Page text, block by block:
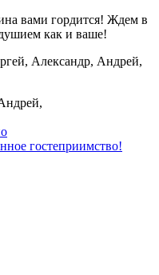
вами гордится! Ждем в
как и ваше!
Александр, Андрей,
гостеприимство!